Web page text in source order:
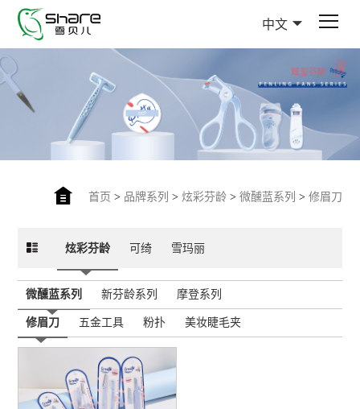
中文
首页 > 品牌系列 > 炫彩芬龄> 微醺蓝系列 > 修眉刀
炫彩芬龄 可绮 雪玛丽
微醺蓝系列 新芬龄系列 摩登系列
修眉刀 五金工具 粉扑 美妆睫毛夹